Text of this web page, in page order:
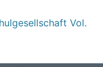
Vol.